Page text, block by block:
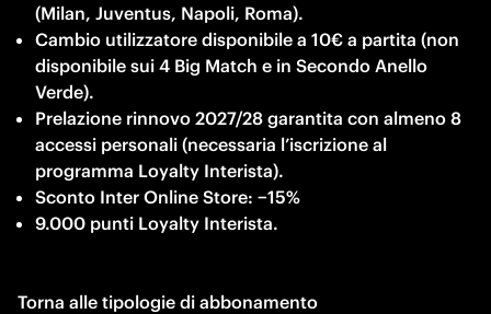
(Milan, Juventus, Napoli, Roma).
Cambio utilizzatore disponibile a 10€ a partita (non
disponibile sui 4 Big Match e in Secondo Anello
Verde).
Prelazione rinnovo 2027/28 garantita con almeno 8
accessi personali (necessaria l’iscrizione al
programma Loyalty Interista).
Sconto Inter Online Store: −15%
9.000 punti Loyalty Interista.
Torna alle tipologie di abbonamento